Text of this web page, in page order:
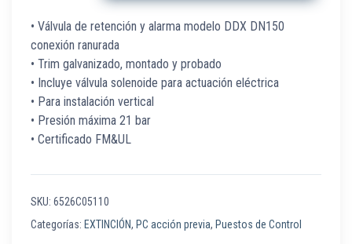
• Válvula de retención y alarma modelo DDX DN150
conexión ranurada
• Trim galvanizado, montado y probado
• Incluye válvula solenoide para actuación eléctrica
• Para instalación vertical
• Presión máxima 21 bar
• Certificado FM&UL
SKU: 6526C05110
Categorías: EXTINCIÓN, PC acción previa, Puestos de Control